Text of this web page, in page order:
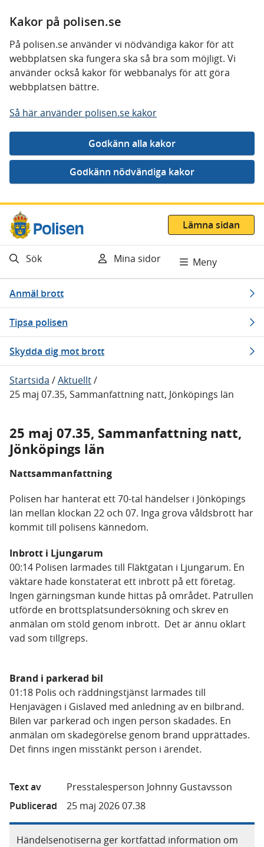
Kakor på polisen.se
På polisen.se använder vi nödvändiga kakor för att
webbplatsen ska fungera ska så bra som möjligt. Vi
använder också kakor för webbanalys för att göra
webbplatsen bättre.
Så här använder polisen.se kakor
Gå direkt till innehåll
Lämna sidan
Sök Mina sidor Meny
Anmäl brott
Tipsa polisen
Skydda dig mot brott
Startsida /Aktuellt/
25 maj 07.35, Sammanfattning natt, Jönköpings län
25 maj 07.35, Sammanfattning natt,
Jönköpings län
Nattsammanfattning
Polisen har hanterat ett 70-tal händelser i Jönköpings
län mellan klockan 22 och 07. Inga grova våldsbrott har
kommit till polisens kännedom.
Inbrott i Ljungarum
00:14 Polisen larmades till Fläktgatan i Ljungarum. En
väktare hade konstaterat ett inbrott på ett företag.
Ingen gärningsman kunde hittas på området. Patrullen
utförde en brottsplatsundersökning och skrev en
anmälan om stöld genom inbrott. Det är ännu oklart
vad som tillgreps.
Brand i parkerad bil
01:18 Polis och räddningstjänst larmades till
Henjavägen i Gislaved med anledning av en bilbrand.
Bilen var parkerad och ingen person skadades. En
anmälan om skadegörelse genom brand upprättades.
Det finns ingen misstänkt person i ärendet.
Text av
Presstalesperson Johnny Gustavsson
Publicerad
25 maj 2026 07.38
Händelsenotiserna ger kortfattad information om